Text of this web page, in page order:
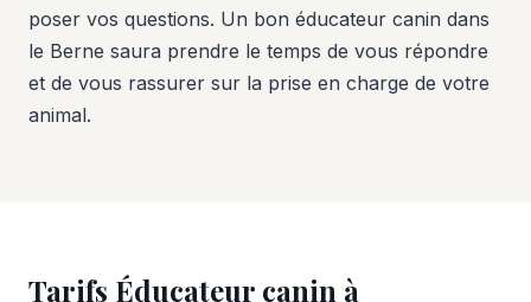
poser vos questions. Un bon éducateur canin dans
le Berne saura prendre le temps de vous répondre
et de vous rassurer sur la prise en charge de votre
animal.
Tarifs Éducateur canin à